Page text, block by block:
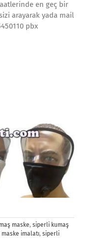
en geç bir
arayarak yada mail
pbx
maske, siperli kumaş
imalatı, siperli